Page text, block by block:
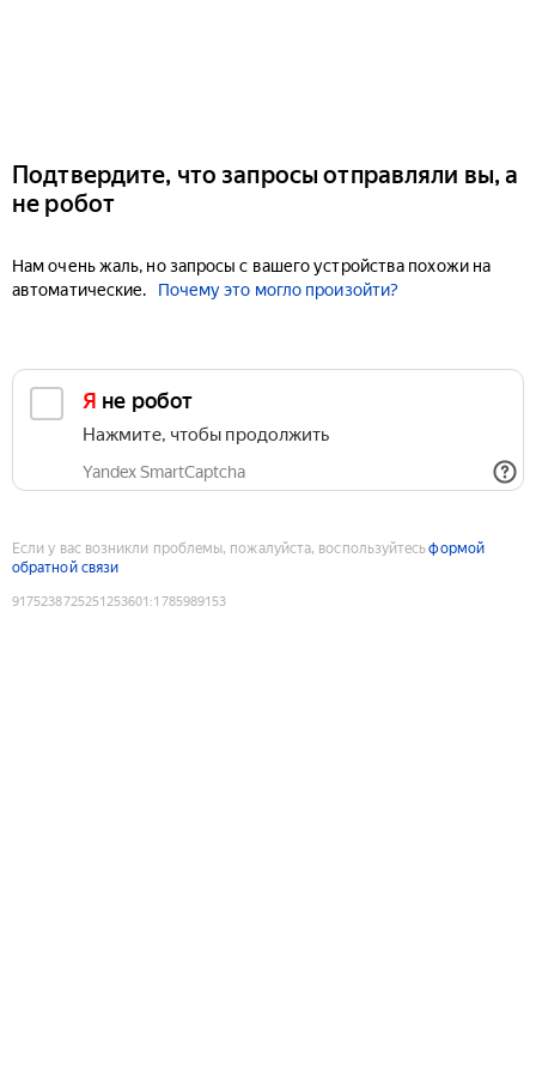
Подтвердите, что запросы отправляли вы, а
не робот
Нам очень жаль, но запросы с вашего устройства похожи на
автоматические.
Почему это могло произойти?
Я не робот
Нажмите, чтобы продолжить
Yandex SmartCaptcha
Если у вас возникли проблемы, пожалуйста, воспользуйтесьформой
обратной связи
9175238725251253601 :1785989153